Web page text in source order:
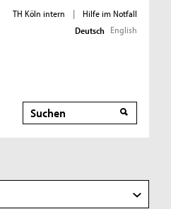
TH Köln intern |
Hilfe im Notfall
Deutsch English
Suche